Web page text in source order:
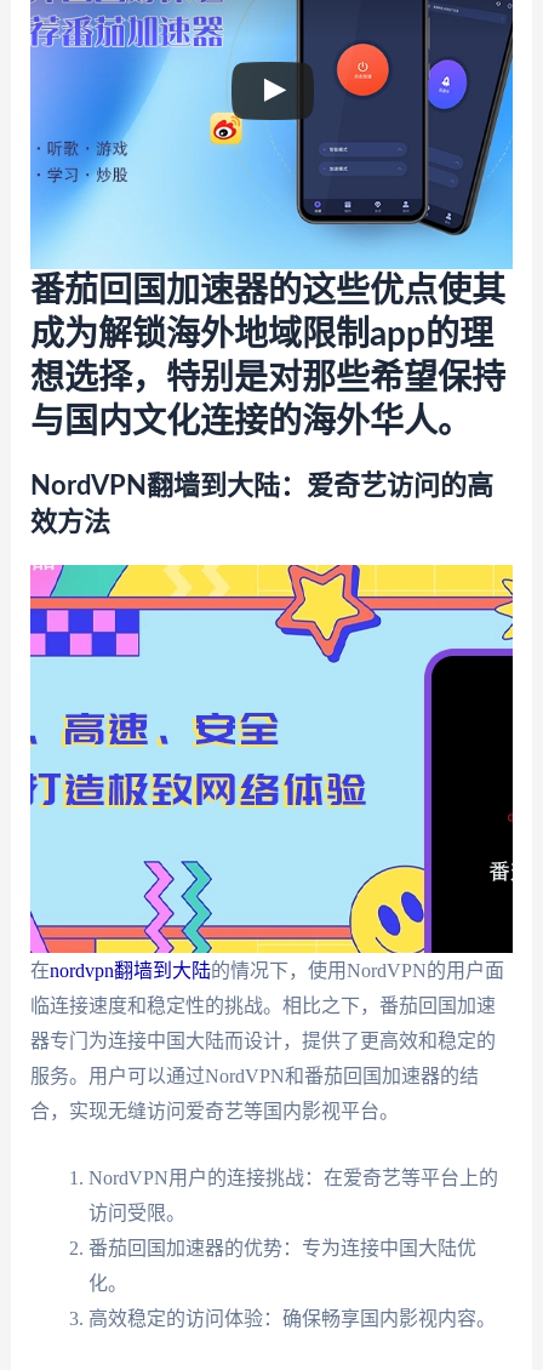
番茄回国加速器的这些优点使其
成为解锁海外地域限制app的理
想选择，特别是对那些希望保持
与国内文化连接的海外华人。
NordVPN翻墙到大陆：爱奇艺访问的高
效方法
在nordvpn翻墙到大陆的情况下，使用NordVPN的用户面
临连接速度和稳定性的挑战。相比之下，番茄回国加速
器专门为连接中国大陆而设计，提供了更高效和稳定的
服务。用户可以通过NordVPN和番茄回国加速器的结
合，实现无缝访问爱奇艺等国内影视平台。
NordVPN用户的连接挑战：在爱奇艺等平台上的
访问受限。
番茄回国加速器的优势：专为连接中国大陆优
化。
高效稳定的访问体验：确保畅享国内影视内容。